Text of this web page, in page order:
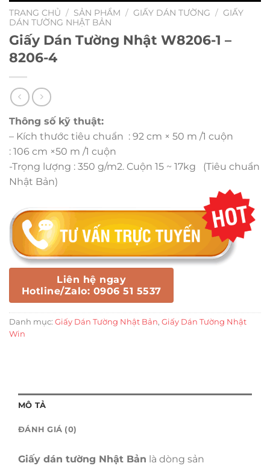
TRANG CHỦ / SẢN PHẨM / GIẤY DÁN TƯỜNG / GIẤY
DÁN TƯỜNG NHẬT BẢN
Giấy Dán Tường Nhật W8206-1 –
8206-4
Thông số kỹ thuật:
– Kích thước tiêu chuẩn : 92 cm × 50 m /1 cuộn
: 106 cm ×50 m /1 cuộn
-Trọng lượng : 350 g/m2. Cuộn 15 ~ 17kg (Tiêu chuẩn
Nhật Bản)
Liên hệ ngay
Hotline/Zalo: 0906 51 5537
Danh mục: Giấy Dán Tường Nhật Bản, Giấy Dán Tường Nhật
Win
MÔ TẢ
ĐÁNH GIÁ (0)
Giấy dán tường Nhật Bản là dòng sản